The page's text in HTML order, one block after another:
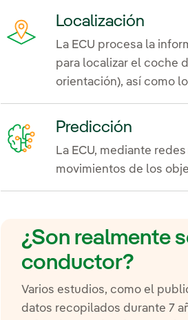
Localización
La ECU procesa la
para localizar el coche
orientación), así como
Predicción
La ECU, mediante
movimientos de los
¿Son realmente
conductor?
Varios estudios, como el
datos recopilados durante 7